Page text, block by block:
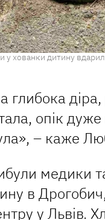
у хованки дитину
глибока
опік
– каже
медики
в
у Львів.